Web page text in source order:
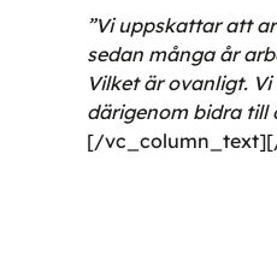
”Vi uppskattar att
sedan många år
Vilket är ovanligt.
därigenom bidra till
[/